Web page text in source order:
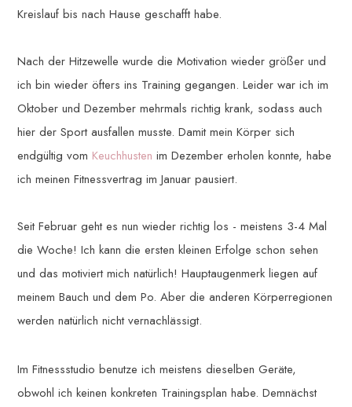
Kreislauf bis nach Hause geschafft habe.
Nach der Hitzewelle wurde die Motivation wieder größer und
ich bin wieder öfters ins Training gegangen. Leider war ich im
Oktober und Dezember mehrmals richtig krank, sodass auch
hier der Sport ausfallen musste. Damit mein Körper sich
endgültig vom Keuchhusten im Dezember erholen konnte, habe
ich meinen Fitnessvertrag im Januar pausiert.
Seit Februar geht es nun wieder richtig los - meistens 3-4 Mal
die Woche! Ich kann die ersten kleinen Erfolge schon sehen
und das motiviert mich natürlich! Hauptaugenmerk liegen auf
meinem Bauch und dem Po. Aber die anderen Körperregionen
werden natürlich nicht vernachlässigt.
Im Fitnessstudio benutze ich meistens dieselben Geräte,
obwohl ich keinen konkreten Trainingsplan habe. Demnächst